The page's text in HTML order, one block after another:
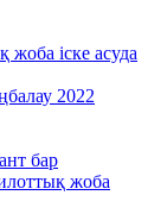
іске асуда
2022
бар
жоба